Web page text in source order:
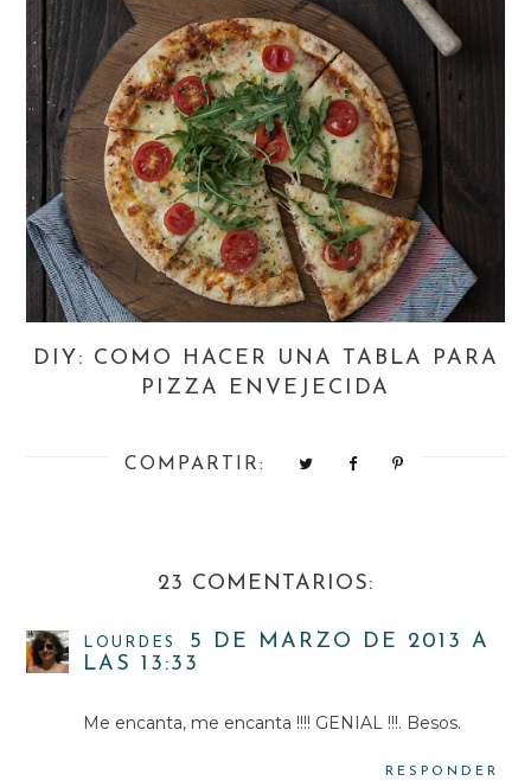
DIY: COMO HACER UNA TABLA PARA
PIZZA ENVEJECIDA
COMPARTIR:
23 COMENTARIOS:
LOURDES
5 DE MARZO DE 2013 A
LAS 13:33
Me encanta, me encanta !!!! GENIAL !!!. Besos.
RESPONDER